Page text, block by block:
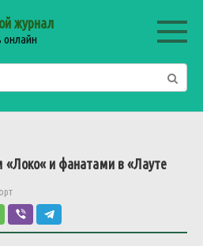
журнал
онлайн
«Локо« и фанатами в «Лауте